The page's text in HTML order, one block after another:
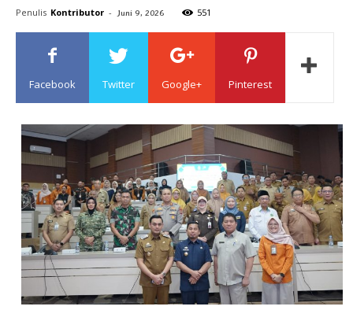
Penulis Kontributor - Juni 9, 2026 551
Facebook Twitter Google+ Pinterest